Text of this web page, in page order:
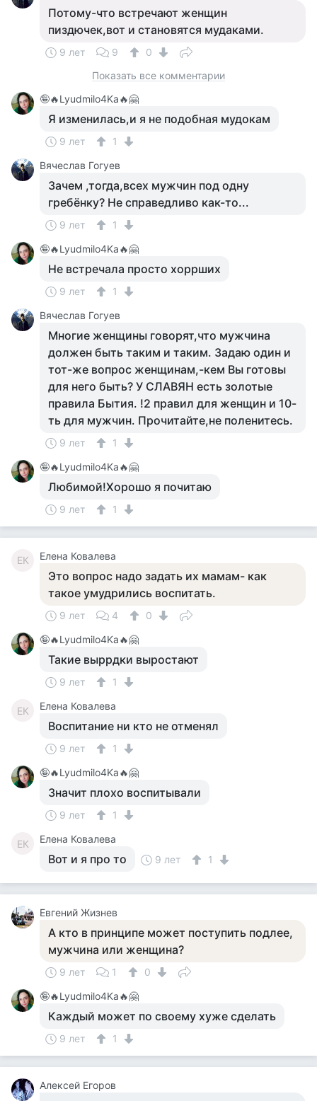
Потому-что встречают женщин
пиздючек,вот и становятся мудаками.
9 лет 9
0
Показать все комментарии
🤪🔥Lyudmilo4Ka🔥🤗
Я изменилась,и я не подобная мудокам
9 лет
1
Вячеслав Гогуев
Зачем ,тогда,всех мужчин под одну
гребёнку? Не справедливо как-то...
9 лет
1
🤪🔥Lyudmilo4Ka🔥🤗
Не встречала просто хоррших
9 лет
1
Вячеслав Гогуев
Многие женщины говорят,что мужчина
должен быть таким и таким. Задаю один и
тот-же вопрос женщинам,-кем Вы готовы
для него быть? У СЛАВЯН есть золотые
правила Бытия. !2 правил для женщин и 10-
ть для мужчин. Прочитайте,не поленитесь.
9 лет
1
🤪🔥Lyudmilo4Ka🔥🤗
Любимой!Хорошо я почитаю
9 лет 1
ЕК Елена Ковалева
Это вопрос надо задать их мамам- как
такое умудрились воспитать.
9 лет 4
0
🤪🔥Lyudmilo4Ka🔥🤗
Такие выррдки выростают
9 лет 1
ЕК Елена Ковалева
Воспитание ни кто не отменял
9 лет
1
🤪🔥Lyudmilo4Ka🔥🤗
Значит плохо воспитывали
9 лет 1
ЕК Елена Ковалева
Вот и я про то 9 лет 1
Евгений Жизнев
А кто в принципе может поступить подлее,
мужчина или женщина?
9 лет 1
0
🤪🔥Lyudmilo4Ka🔥🤗
Каждый может по своему хуже сделать
9 лет 1
Алексей Егоров